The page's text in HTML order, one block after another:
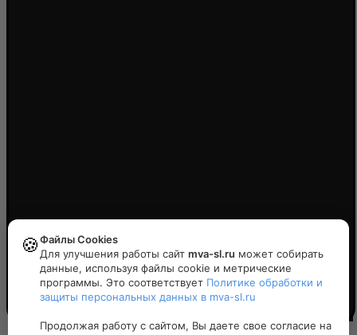
🍪Файлы Cookies
Для улучшения работы сайт mva-sl.ru может собирать
данные, используя файлы cookie и метрические
программы. Это соответствует Политике обработки и
защиты персональных данных в mva-sl.ru
Продолжая работу с сайтом, Вы даете свое согласие на